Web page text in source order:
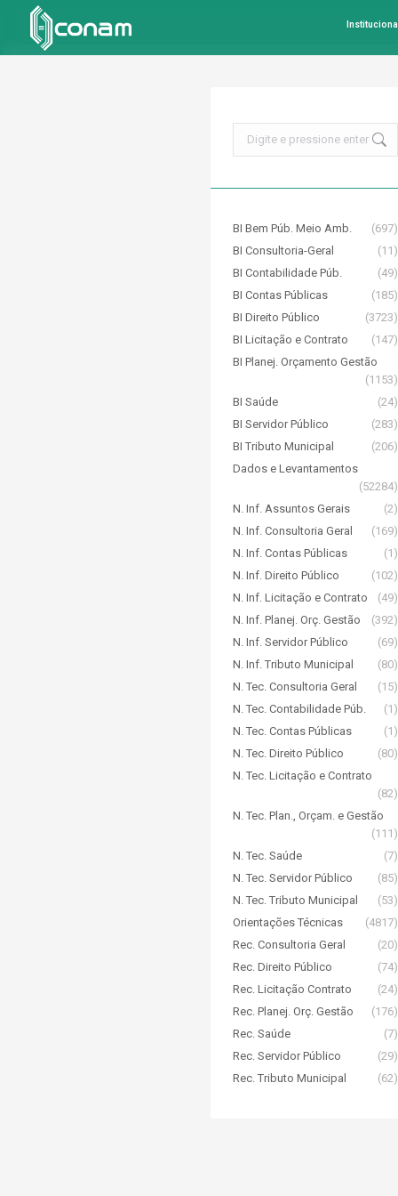
Institucional
BI Bem Púb. Meio Amb.
(697)
BI Consultoria-Geral
(11)
BI Contabilidade Púb.
(49)
BI Contas Públicas
(185)
BI Direito Público
(3723)
BI Licitação e Contrato
(147)
BI Planej. Orçamento Gestão
(1153)
BI Saúde
(24)
BI Servidor Público
(283)
BI Tributo Municipal
(206)
Dados e Levantamentos
(52284)
N. Inf. Assuntos Gerais
(2)
N. Inf. Consultoria Geral
(169)
N. Inf. Contas Públicas
(1)
N. Inf. Direito Público
(102)
N. Inf. Licitação e Contrato
(49)
N. Inf. Planej. Orç. Gestão
(392)
N. Inf. Servidor Público
(69)
N. Inf. Tributo Municipal
(80)
N. Tec. Consultoria Geral
(15)
N. Tec. Contabilidade Púb.
(1)
N. Tec. Contas Públicas
(1)
N. Tec. Direito Público
(80)
N. Tec. Licitação e Contrato
(82)
N. Tec. Plan., Orçam. e Gestão
(111)
N. Tec. Saúde
(7)
N. Tec. Servidor Público
(85)
N. Tec. Tributo Municipal
(53)
Orientações Técnicas
(4817)
Rec. Consultoria Geral
(20)
Rec. Direito Público
(74)
Rec. Licitação Contrato
(24)
Rec. Planej. Orç. Gestão
(176)
Rec. Saúde
(7)
Rec. Servidor Público
(29)
Rec. Tributo Municipal
(62)